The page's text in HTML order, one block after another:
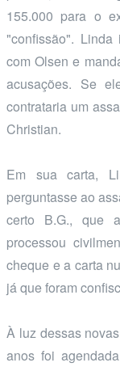
155.000 para o
"confissão".
com Olsen e
acusações. Se
contrataria um
Christian.
Em sua carta,
perguntasse ao
certo B.G., que
processou
cheque e a carta
já que foram
À luz dessas
anos foi